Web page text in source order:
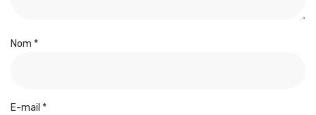
Nom *
E-mail *